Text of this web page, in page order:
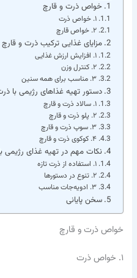
خواص ذرت و قارچ
۱. خواص ذرت
۲. خواص قارچ
مزایای غذایی ترکیب ذرت و قارچ
۱. افزایش ارزش غذایی
۲. کنترل وزن
۳. مناسب برای همه سنین
دستور تهیه غذاهای رژیمی با
۱. سالاد ذرت و قارچ
۲. پلو ذرت و قارچ
۳. سوپ ذرت و قارچ
۴. کوکوی ذرت و قارچ
نکات مهم در تهیه غذای رژیمی
۱. استفاده از ذرت تازه
۲. تنوع در دستورها
۳. ادویه‌جات مناسب
سخن پایانی
خواص ذرت و قارچ
۱. خواص ذرت